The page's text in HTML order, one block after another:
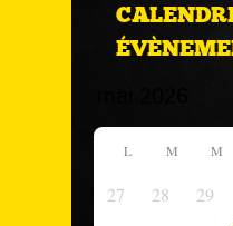
L M M
27 28 29